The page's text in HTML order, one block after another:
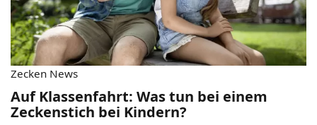
Zecken News
Auf Klassenfahrt: Was tun bei einem
Zeckenstich bei Kindern?